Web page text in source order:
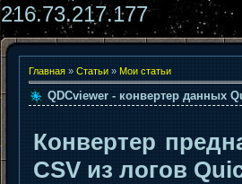
216.73.217.177
Главная » Статьи » Мои статьи
QDCviewer - конвертер данных
Конвертер
CSV из логов